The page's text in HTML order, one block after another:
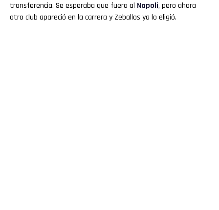
transferencia. Se esperaba que fuera al Napoli, pero ahora
otro club apareció en la carrera y Zeballos ya lo eligió.